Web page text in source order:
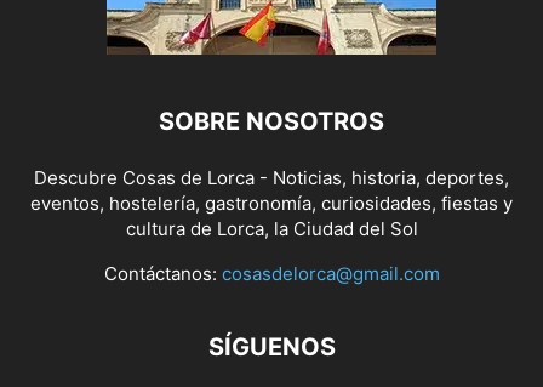
SOBRE NOSOTROS
Descubre Cosas de Lorca - Noticias, historia, deportes,
eventos, hostelería, gastronomía, curiosidades, fiestas y
cultura de Lorca, la Ciudad del Sol
Contáctanos: cosasdelorca@gmail.com
SÍGUENOS